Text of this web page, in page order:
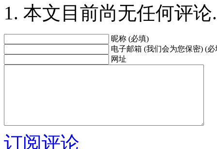
本文目前尚无任何评论.
昵称 (必填)
电子邮箱 (我们会为您保密) (必
网址
订阅评论